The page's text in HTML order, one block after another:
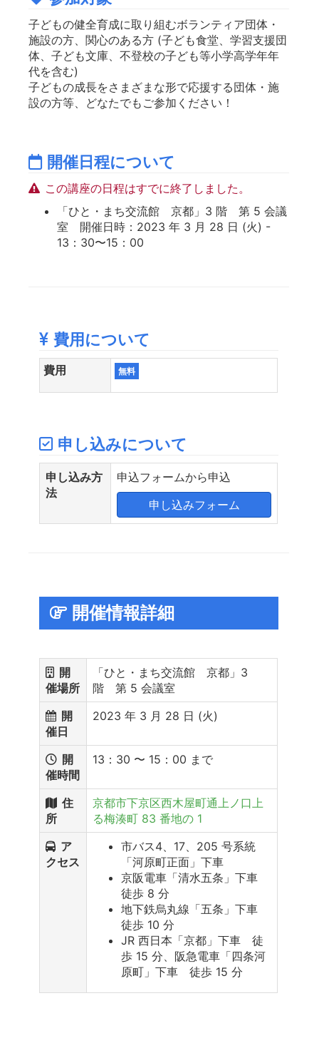
子どもの健全育成に取り組むボランティア団体・
施設の方、関心のある方 (子ども食堂、学習支援団
体、子ども文庫、不登校の子ども等小学高学年年
代を含む)
子どもの成長をさまざまな形で応援する団体・施
設の方等、どなたでもご参加ください！
開催日程について
この講座の日程はすでに終了しました。
「ひと・まち交流館 京都」3 階 第 5 会議
室 開催日時：2023 年 3 月 28 日 (火) -
13：30〜15：00
費用について
費用 無料
申し込みについて
申し込み方
法
申込フォームから申込
申し込みフォーム
開催情報詳細
開
催場所
「ひと・まち交流館 京都」3
階 第 5 会議室
開
催日
2023 年 3 月 28 日 (火)
開
催時間
13：30 〜 15：00 まで
住
所
京都市下京区西木屋町通上ノ口上
る梅湊町 83 番地の 1
ア
クセス
市バス4、17、205 号系統
「河原町正面」下車
京阪電車「清水五条」下車
徒歩 8 分
地下鉄烏丸線「五条」下車
徒歩 10 分
JR 西日本「京都」下車 徒
歩 15 分、阪急電車「四条河
原町」下車 徒歩 15 分